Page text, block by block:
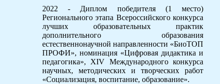
2022 - Диплом победителя (1 место)
Регионального этапа Всероссийского конкурса
лучших образовательных практик
дополнительного образования
естественнонаучной направленности «БиоТОП
ПРОФИ», номинация «Цифровая дидактика и
педагогика», XIV Международного конкурса
научных, методических и творческих работ
«Социализация, воспитание, образование».